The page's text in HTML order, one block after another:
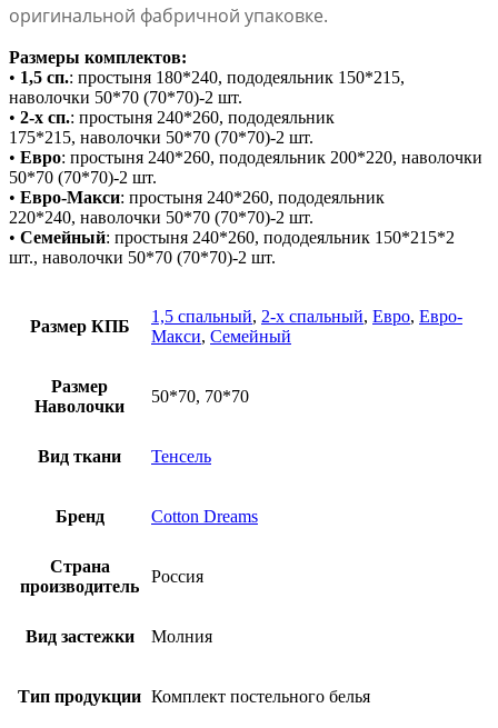
оригинальной фабричной упаковке.
Размеры комплектов:
• 1,5 сп.: простыня 180*240, пододеяльник 150*215,
наволочки 50*70 (70*70)-2 шт.
• 2-х сп.: простыня 240*260, пододеяльник
175*215, наволочки 50*70 (70*70)-2 шт.
• Евро: простыня 240*260, пододеяльник 200*220, наволочки
50*70 (70*70)-2 шт.
• Евро-Макси: простыня 240*260, пододеяльник
220*240, наволочки 50*70 (70*70)-2 шт.
• Семейный: простыня 240*260, пододеяльник 150*215*2
шт., наволочки 50*70 (70*70)-2 шт.
Размер КПБ
1,5 спальный, 2-х спальный, Евро, Евро-
Макси, Семейный
Размер
Наволочки
50*70, 70*70
Вид ткани Тенсель
Бренд Cotton Dreams
Страна
производитель
Россия
Вид застежки Молния
Тип продукции Комплект постельного белья